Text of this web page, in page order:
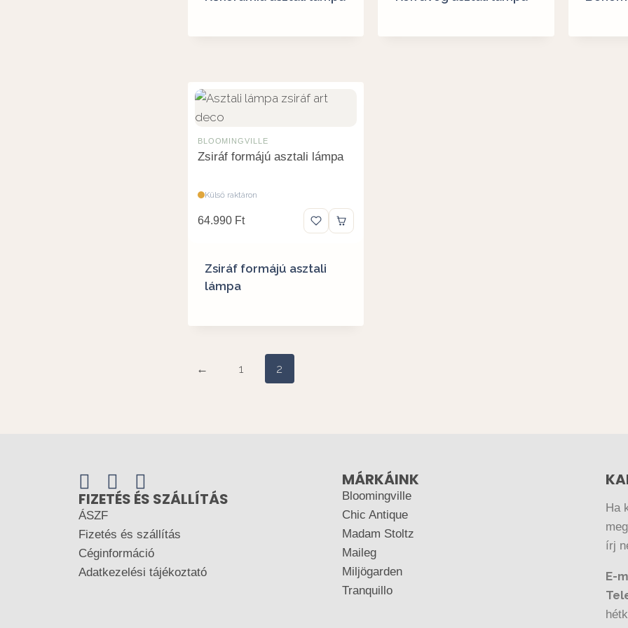
BLOOMINGVILLE
Zsiráf formájú asztali lámpa
Külső raktáron
64.990 Ft
Zsiráf formájú asztali
lámpa
← 1 2
FIZETÉS ÉS SZÁLLÍTÁS
ÁSZF
Fizetés és szállítás
Céginformáció
Adatkezelési tájékoztató
MÁRKÁINK
Bloomingville
Chic Antique
Madam Stoltz
Maileg
Miljögarden
Tranquillo
Ha
írj
E-